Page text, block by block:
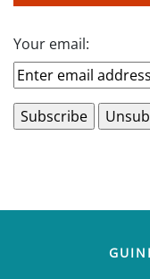
Your email: